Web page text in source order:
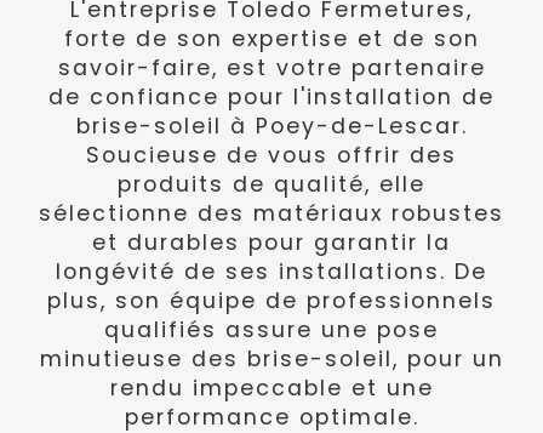
L'entreprise Toledo Fermetures,
forte de son expertise et de son
savoir-faire, est votre partenaire
de confiance pour l'installation de
brise-soleil à Poey-de-Lescar.
Soucieuse de vous offrir des
produits de qualité, elle
sélectionne des matériaux robustes
et durables pour garantir la
longévité de ses installations. De
plus, son équipe de professionnels
qualifiés assure une pose
minutieuse des brise-soleil, pour un
rendu impeccable et une
performance optimale.